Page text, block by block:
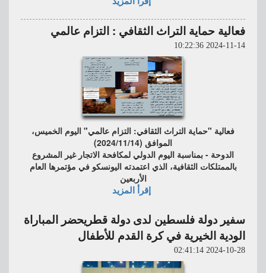
فعالية حماية التراث الثقافي : التزام عالمي
2024-11-14 10:22:36
فعالية "حماية التراث الثقافي: التزام عالمي" اليوم الخميس،
الموافق (2024/11/14)
الدوحة - بمناسبة اليوم الدولي لمكافحة الاتجار غير المشروع
بالممتلكات الثقافية، الذي اعتمدته اليونسكو في مؤتمرها العام
الأربعين
إقرأ المزيد
سفير دولة فلسطين لدى دولة قطريحضر المباراة
الودية الخيرية في كرة القدم للأطفال
2024-10-28 02:41:14